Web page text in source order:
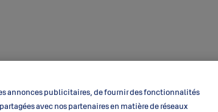
annonces publicitaires, de fournir des fonctionnalités
avec nos partenaires en matière de réseaux